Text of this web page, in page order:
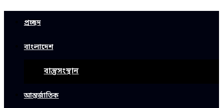
প্রচ্ছদ
বাংলাদেশ
বাস্তুসংস্থান
আন্তর্জাতিক